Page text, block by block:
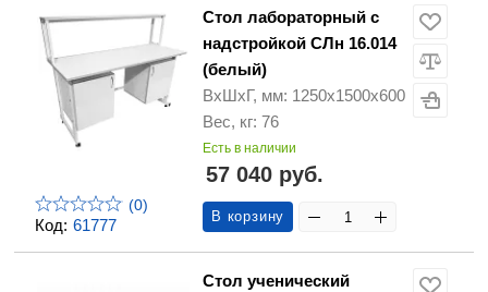
Код: 61777
(0)
Стол лабораторный с
надстройкой СЛн 16.014
(белый)
ВхШхГ, мм: 1250х1500х600
Вес, кг: 76
Есть в наличии
57 040 руб.
В корзину
Стол ученический